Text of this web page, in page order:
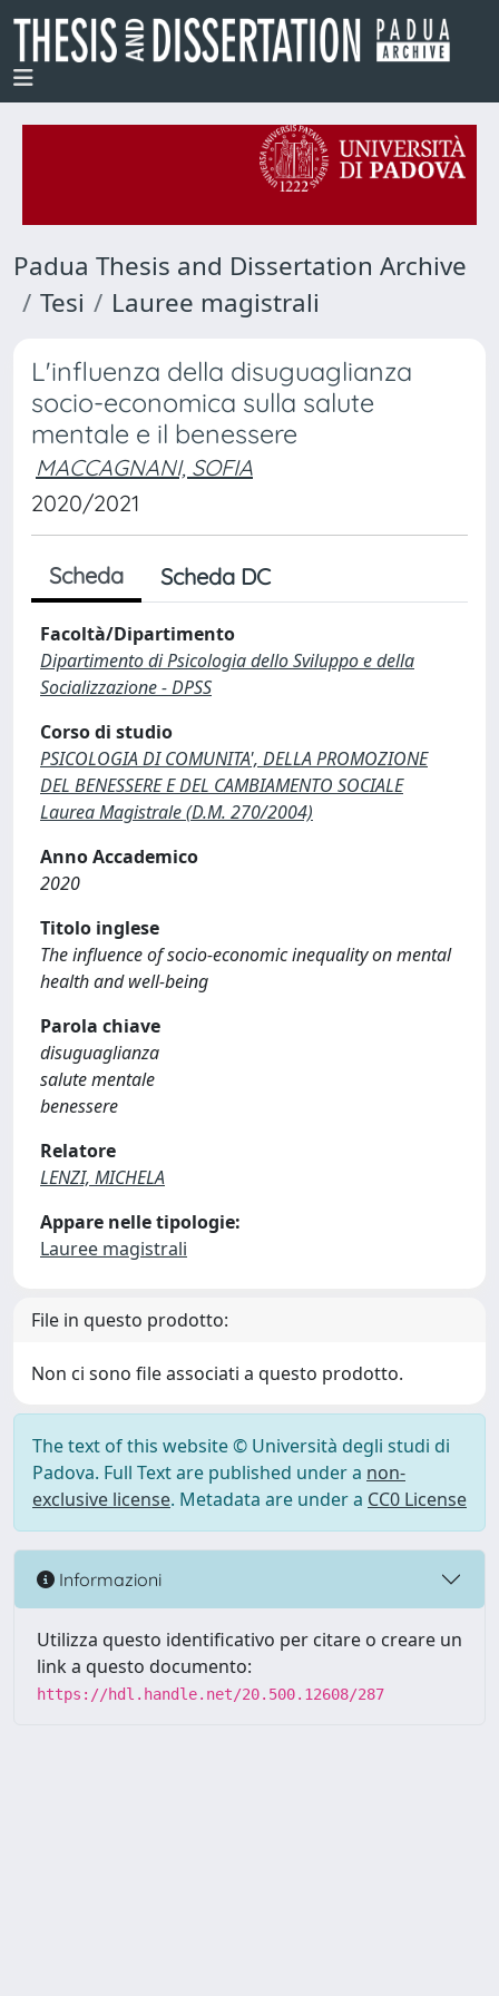
Padua Thesis and Dissertation Archive
Tesi
Lauree magistrali
L'influenza della disuguaglianza
socio-economica sulla salute
mentale e il benessere
MACCAGNANI, SOFIA
2020/2021
Scheda Scheda DC
Facoltà/Dipartimento
Dipartimento di Psicologia dello Sviluppo e della
Socializzazione - DPSS
Corso di studio
PSICOLOGIA DI COMUNITA', DELLA PROMOZIONE
DEL BENESSERE E DEL CAMBIAMENTO SOCIALE
Laurea Magistrale (D.M. 270/2004)
Anno Accademico
2020
Titolo inglese
The influence of socio-economic inequality on mental
health and well-being
Parola chiave
disuguaglianza
salute mentale
benessere
Relatore
LENZI, MICHELA
Appare nelle tipologie:
Lauree magistrali
File in questo prodotto:
Non ci sono file associati a questo prodotto.
The text of this website © Università degli studi di
Padova. Full Text are published under a non-
exclusive license. Metadata are under a CC0 License
Informazioni
Utilizza questo identificativo per citare o creare un
link a questo documento:
https://hdl.handle.net/20.500.12608/287